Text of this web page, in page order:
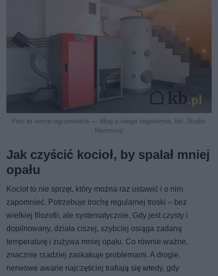
Piec to serce ogrzewania — dbaj o niego regularnie, fot. Studio
Harmony
Jak czyścić kocioł, by spalał mniej
opału
Kocioł to nie sprzęt, który można raz ustawić i o nim
zapomnieć. Potrzebuje trochę regularnej troski – bez
wielkiej filozofii, ale systematycznie. Gdy jest czysty i
dopilnowany, działa ciszej, szybciej osiąga zadaną
temperaturę i zużywa mniej opału. Co równie ważne,
znacznie rzadziej zaskakuje problemami. A drogie,
nerwowe awarie najczęściej trafiają się wtedy, gdy